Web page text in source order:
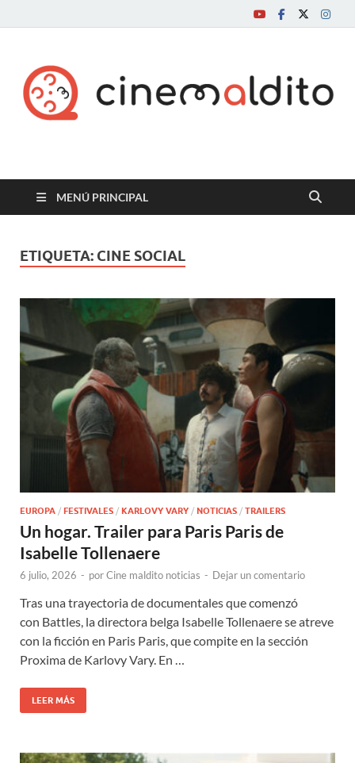
Cine maldito
MENÚ PRINCIPAL
ETIQUETA: CINE SOCIAL
EUROPA / FESTIVALES / KARLOVY VARY / NOTICIAS / TRAILERS
Un hogar. Trailer para Paris Paris de
Isabelle Tollenaere
6 julio, 2026 - porCine maldito noticias - Dejar un comentario
Tras una trayectoria de documentales que comenzó
con Battles, la directora belga Isabelle Tollenaere se atreve
con la ficción en Paris Paris, que compite en la sección
Proxima de Karlovy Vary. En …
LEER MÁS